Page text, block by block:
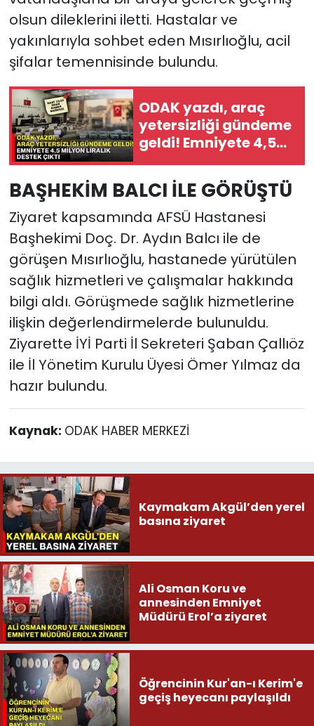
olsun dileklerini iletti. Hastalar ve
yakınlarıyla sohbet eden Mısırlıoğlu, acil
şifalar temennisinde bulundu.
ODAK yazdı, araç
yetersizliği gündeme
geldi! Emniyete 4,5
milyon liralık destek
BAŞHEKİM BALCI İLE GÖRÜŞTÜ
Ziyaret kapsamında AFSÜ Hastanesi
Başhekimi Doç. Dr. Aydın Balcı ile de
görüşen Mısırlıoğlu, hastanede yürütülen
sağlık hizmetleri ve çalışmalar hakkında
bilgi aldı. Görüşmede sağlık hizmetlerine
ilişkin değerlendirmelerde bulunuldu.
Ziyarette İYİ Parti İl Sekreteri Şaban Çallıöz
ile İl Yönetim Kurulu Üyesi Ömer Yılmaz da
hazır bulundu.
Kaynak: ODAK HABER MERKEZİ
Kaymakam Akgül’den yerel
basına ziyaret
Ali Osman Koru ve
annesinden Emniyet
Müdürü Erol’a ziyaret
Öğrencinin Kur'an-ı Kerim'e
geçiş heyecanı paylaşıldı